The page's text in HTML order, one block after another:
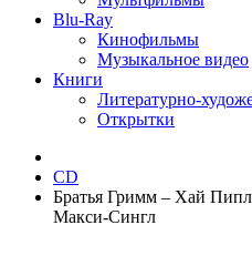
Blu-Ray
Кинофильмы
Музыкальное видео
Книги
Литературно-
Открытки
CD
Братья Гримм ‎– Хай
Макси-Сингл